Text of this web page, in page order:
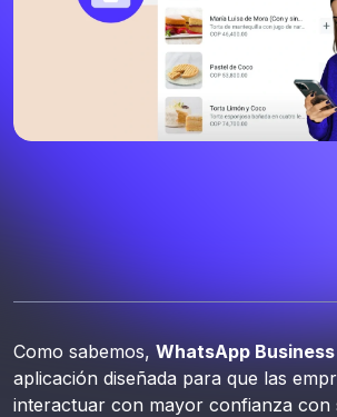
Como sabemos, WhatsApp Business
aplicación diseñada para que las
interactuar con mayor confianza con